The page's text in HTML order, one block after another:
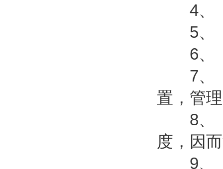
4、 不
5、 无
6、 无
7、 电
置，管
8、 搅
度，因
9、 设